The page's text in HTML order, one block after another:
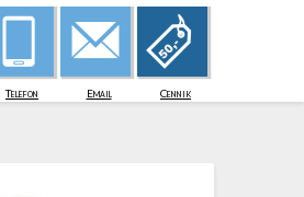
Telefon Email Cennik